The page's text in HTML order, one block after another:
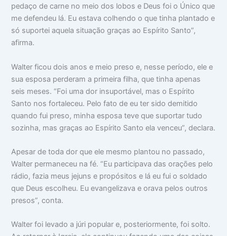
pedaço de carne no meio dos lobos e Deus foi o Único que
me defendeu lá. Eu estava colhendo o que tinha plantado e
só suportei aquela situação graças ao Espírito Santo”,
afirma.
Walter ficou dois anos e meio preso e, nesse período, ele e
sua esposa perderam a primeira filha, que tinha apenas
seis meses. “Foi uma dor insuportável, mas o Espírito
Santo nos fortaleceu. Pelo fato de eu ter sido demitido
quando fui preso, minha esposa teve que suportar tudo
sozinha, mas graças ao Espírito Santo ela venceu”, declara.
Apesar de toda dor que ele mesmo plantou no passado,
Walter permaneceu na fé. “Eu participava das orações pelo
rádio, fazia meus jejuns e propósitos e lá eu fui o soldado
que Deus escolheu. Eu evangelizava e orava pelos outros
presos”, conta.
Walter foi levado a júri popular e, posteriormente, foi solto.